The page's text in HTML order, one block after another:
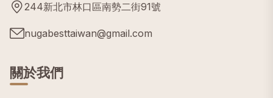
244新北市林口區南勢二街91號
nugabesttaiwan@gmail.com
關於我們